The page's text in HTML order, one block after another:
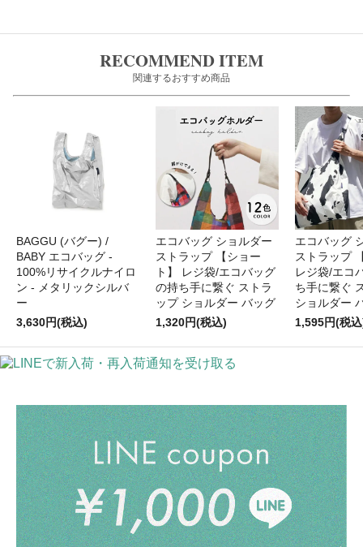
RECOMMEND ITEM
関連するおすすめ商品
BAGGU (バグー) /
BABY エコバッグ -
100%リサイクルナイロ
ン - メタリックシルバ
ー
3,630円(税込)
エコバッグ ショルダー
ストラップ 【ショー
ト】 レジ袋/エコバッグ
の持ち手に繋ぐ ストラ
ップ ショルダー バッグ
1,320円(税込)
エコバッグ
ストラップ
レジ袋/エコ
ち手に繋ぐ
ショルダー
1,595円(税